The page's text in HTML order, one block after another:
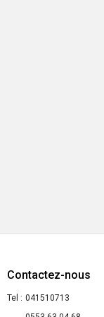
Contactez-nous
Tel : 041510713